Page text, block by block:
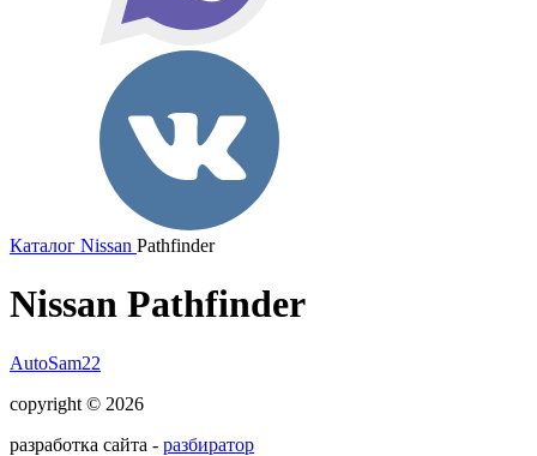
Каталог Nissan Pathfinder
Nissan Pathfinder
AutoSam22
copyright © 2026
разработка сайта - разбиратор